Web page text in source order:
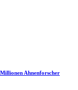
Ahnenforscher